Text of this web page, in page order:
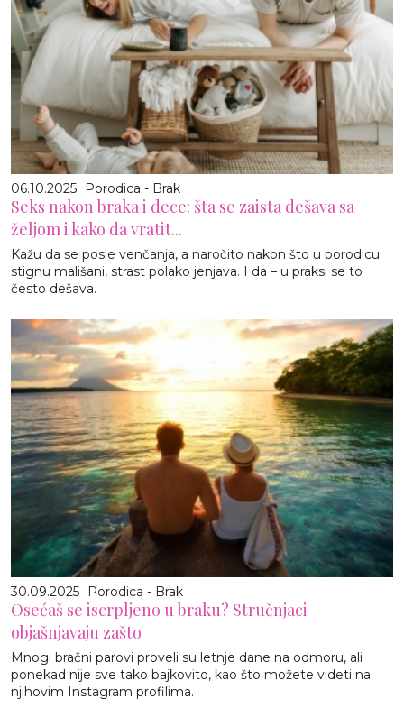
06.10.2025 Porodica - Brak
Seks nakon braka i dece: šta se zaista dešava sa
željom i kako da vratit...
Kažu da se posle venčanja, a naročito nakon što u porodicu
stignu mališani, strast polako jenjava. I da – u praksi se to
često dešava.
30.09.2025 Porodica - Brak
Osećaš se iscrpljeno u braku? Stručnjaci
objašnjavaju zašto
Mnogi bračni parovi proveli su letnje dane na odmoru, ali
ponekad nije sve tako bajkovito, kao što možete videti na
njihovim Instagram profilima.